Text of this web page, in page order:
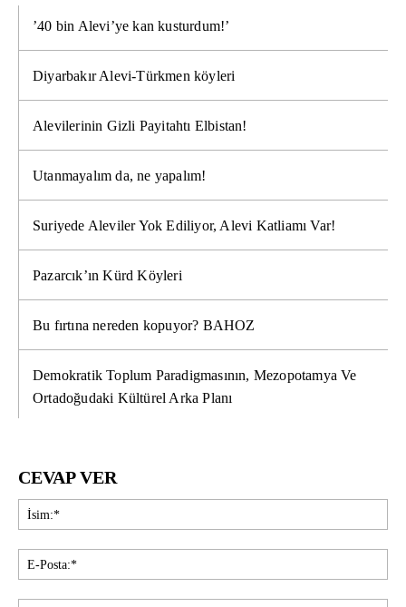
’40 bin Alevi’ye kan kusturdum!’
Diyarbakır Alevi-Türkmen köyleri
Alevilerinin Gizli Payitahtı Elbistan!
Utanmayalım da, ne yapalım!
Suriyede Aleviler Yok Ediliyor, Alevi Katliamı Var!
Pazarcık’ın Kürd Köyleri
Bu fırtına nereden kopuyor? BAHOZ
Demokratik Toplum Paradigmasının, Mezopotamya Ve
Ortadoğudaki Kültürel Arka Planı
CEVAP VER